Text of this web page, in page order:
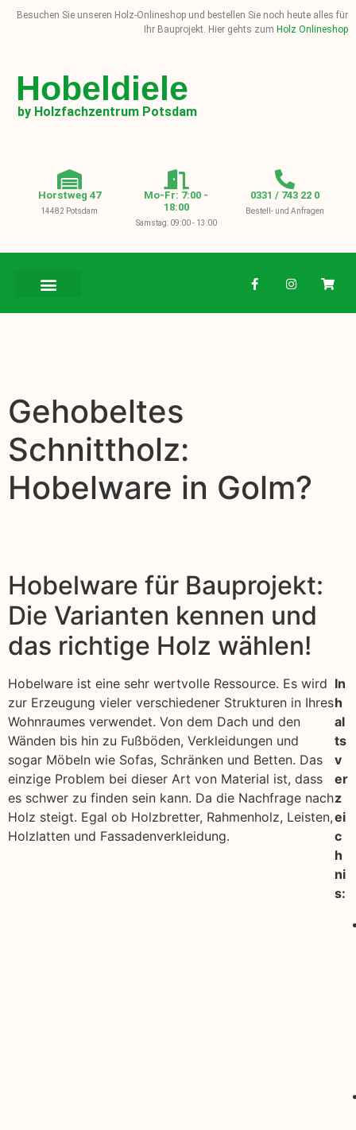
Besuchen Sie unseren Holz-Onlineshop und bestellen Sie noch heute alles für
Ihr Bauprojekt. Hier gehts zum Holz Onlineshop
Hobeldiele
by Holzfachzentrum Potsdam
Horstweg 47
14482 Potsdam
Mo-Fr: 7:00 -
18:00
Samstag: 09:00 - 13:00
0331 / 743 22 0
Bestell- und Anfragen
Gehobeltes
Schnittholz:
Hobelware in Golm?
Hobelware für Bauprojekt:
Die Varianten kennen und
das richtige Holz wählen!
Hobelware ist eine sehr wertvolle Ressource. Es wird
zur Erzeugung vieler verschiedener Strukturen in Ihres
Wohnraumes verwendet. Von dem Dach und den
Wänden bis hin zu Fußböden, Verkleidungen und
sogar Möbeln wie Sofas, Schränken und Betten. Das
einzige Problem bei dieser Art von Material ist, dass
es schwer zu finden sein kann. Da die Nachfrage nach
Holz steigt. Egal ob Holzbretter, Rahmenholz, Leisten,
Holzlatten und Fassadenverkleidung.
In
h
al
ts
v
er
z
ei
c
h
ni
s: